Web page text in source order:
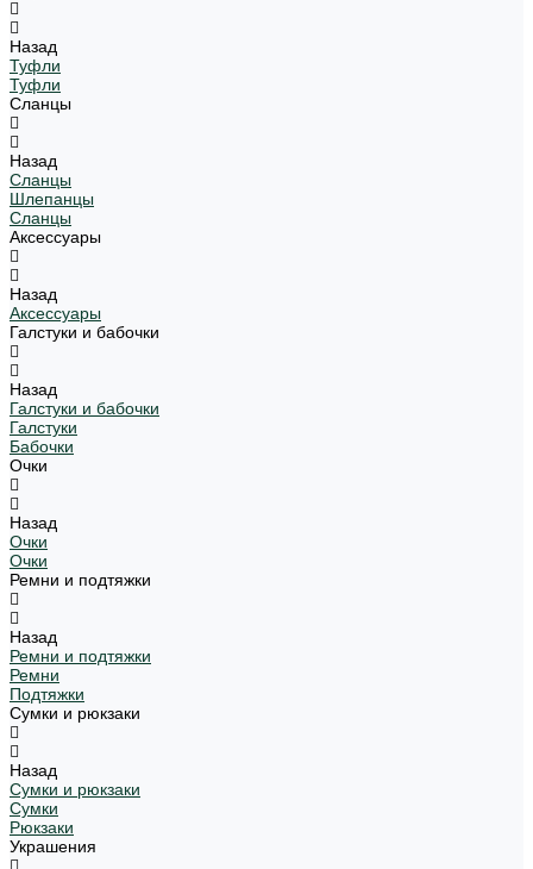
Назад
Туфли
Туфли
Сланцы
Назад
Сланцы
Шлепанцы
Сланцы
Аксессуары
Назад
Аксессуары
Галстуки и бабочки
Назад
Галстуки и бабочки
Галстуки
Бабочки
Очки
Назад
Очки
Очки
Ремни и подтяжки
Назад
Ремни и подтяжки
Ремни
Подтяжки
Сумки и рюкзаки
Назад
Сумки и рюкзаки
Сумки
Рюкзаки
Украшения